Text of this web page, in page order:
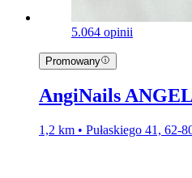
5.064 opinii
Promowany
AngiNails
1,2 km • Pułaskiego 41, 62-